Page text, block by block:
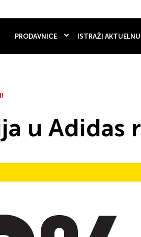
PRODAVNICE ISTRAŽI
u Adidas